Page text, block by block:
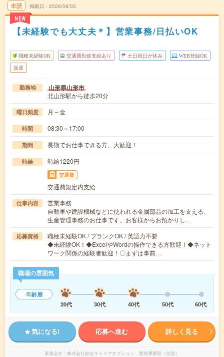
未読
NEW
掲載日 2026/08/05
【未経験でも大丈夫＊】営業事務/日払いOK
職種未経験OK 交通費別途支給あり 土日祝日が休み WEB登録OK
派遣
勤務地 山形県山形市
北山形駅から徒歩20分
曜日頻度 月～金
時間 08:30～17:00
期間 長期でお仕事できる方、大歓迎！
時給 時給1220円
交通費
交通費規定内支給
仕事内容
営業事務
自動車や建設機械などに使われる金属部品の加工を支える、
生産管理事務のお仕事です。お客様からお預かりし…
応募資格
職種未経験OK / ブランクOK / 英語力不要
◆未経験OK！◆ExcelやWordの操作できる方歓迎！◆ネット
ワーク関係の経験者歓迎！〇まずは事前…
職場の雰囲気
年齢層
20代
30代 40代 50代 60代
気になる! 応募へ進む 詳しく見る
派遣会社 株式会社綜合キャリアオプション 製造事業部（全国）